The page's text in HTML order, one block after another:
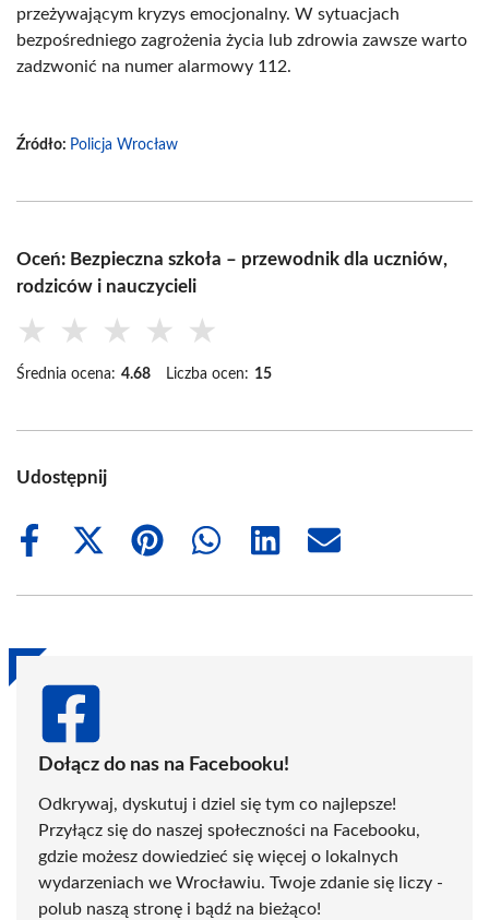
przeżywającym kryzys emocjonalny. W sytuacjach
bezpośredniego zagrożenia życia lub zdrowia zawsze warto
zadzwonić na numer alarmowy 112.
Źródło: Policja Wrocław
Oceń: Bezpieczna szkoła – przewodnik dla uczniów,
rodziców i nauczycieli
★ ★ ★ ★ ★
Średnia ocena: 4.68 Liczba ocen: 15
Udostępnij
Share
Share
(Twitter)
Share
Share
Share
Share
Dołącz do nas na Facebooku!
Odkrywaj, dyskutuj i dziel się tym co najlepsze!
Przyłącz się do naszej społeczności na Facebooku,
gdzie możesz dowiedzieć się więcej o lokalnych
wydarzeniach we Wrocławiu. Twoje zdanie się liczy -
polub naszą stronę i bądź na bieżąco!